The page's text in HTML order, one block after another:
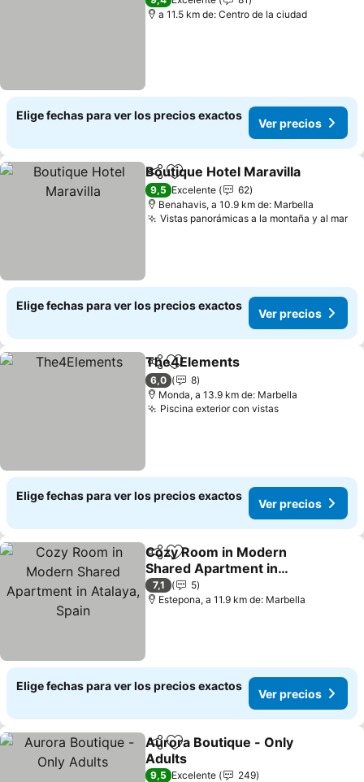
a 11.5 km de: Centro de la ciudad
Elige fechas para ver los precios exactos
Ver precios
CompartirAgregar a favoritos
Boutique Hotel Maravilla
9,5 Excelente
62
Benahavis, a 10.9 km de: Marbella
Vistas panorámicas a la montaña y al mar
Elige fechas para ver los precios exactos
Ver precios
Compartir
Agregar a favoritos
The4Elements
6,0
8
Monda, a 13.9 km de: Marbella
Piscina exterior con vistas
Elige fechas para ver los precios exactos
Ver precios
CompartirAgregar a favoritos
Cozy Room in Modern
Shared Apartment in
Atalaya, Spain
7,1
5
Estepona, a 11.9 km de: Marbella
Elige fechas para ver los precios exactos
Ver precios
CompartirAgregar a favoritos
Aurora Boutique - Only
Adults
9,5 Excelente
249